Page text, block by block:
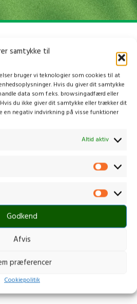
samtykke til
bruger vi teknologier som cookies til at
Hvis du giver dit samtykke
data som f.eks. browsingadfærd eller
du ikke giver dit samtykke eller trækker dit
en negativ indvirkning på visse funktioner
Altid aktiv
Godkend
Afvis
præferencer
Cookiepolitik